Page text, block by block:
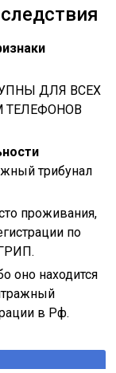
ДЛЯ ВСЕХ
ТЕЛЕФОНОВ
трибунал
проживания,
по
оно находится
в Рф.